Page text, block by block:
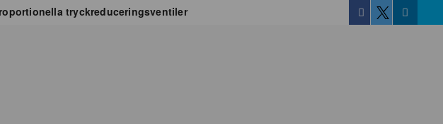
tryckreduceringsventiler
Facebook
TwitterLinkedin